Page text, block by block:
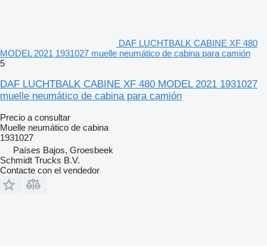
DAF LUCHTBALK CABINE XF 480
MODEL 2021 1931027 muelle neumático de cabina para camión
5
DAF LUCHTBALK CABINE XF 480 MODEL 2021 1931027
muelle neumático de cabina para camión
Precio a consultar
Muelle neumático de cabina
1931027
Países Bajos, Groesbeek
Schmidt Trucks B.V.
Contacte con el vendedor